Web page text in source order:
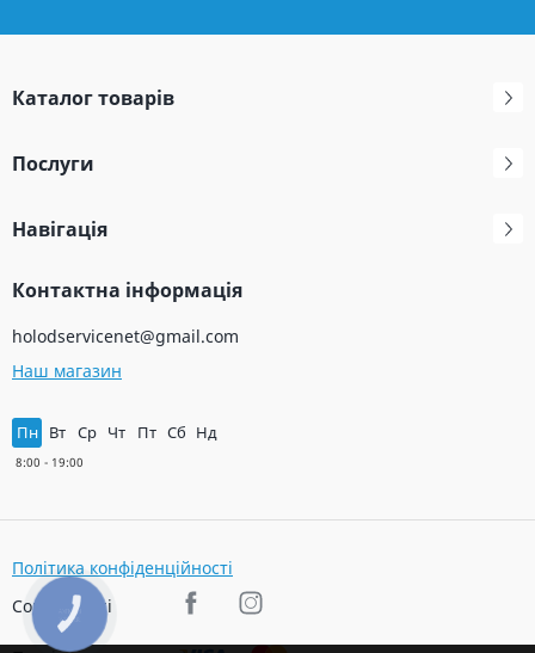
Каталог товарів
Послуги
Навігація
Контактна інформація
holodservicenet@gmail.com
Наш магазин
Пн Вт Ср Чт Пт Сб Нд
Політика конфіденційності
Соц. мережі
КНОПКА
ЗВ'ЯЗКУ